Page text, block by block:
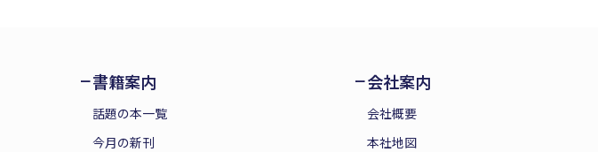
書籍案内
話題の本一覧
今月の新刊
会社案内
会社概要
本社地図